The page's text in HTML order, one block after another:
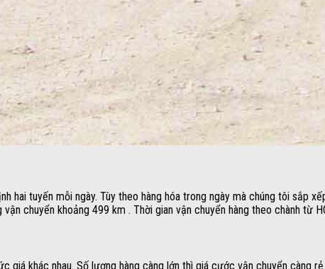
hai tuyến mỗi ngày. Tùy theo hàng hóa trong ngày mà chúng tôi sắp
chuyển khoảng 499 km . Thời gian vận chuyển hàng theo chành từ
giá khác nhau. Số lượng hàng càng lớn thì giá cước vận chuyển càng rẻ.